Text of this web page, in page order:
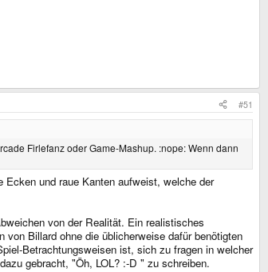
#51
Firlefanz oder Game-Mashup. :nope: Wenn dann
und raue Kanten aufweist, welche der
von der Realität. Ein realistisches
Billard ohne die üblicherweise dafür benötigten
Betrachtungsweisen ist, sich zu fragen in welcher
gebracht, "Öh, LOL? :-D " zu schreiben.